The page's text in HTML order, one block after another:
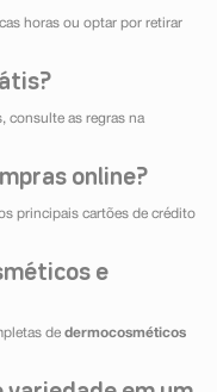
horas ou optar por retirar
consulte as regras na
online?
principais cartões de crédito
e
de dermocosméticos